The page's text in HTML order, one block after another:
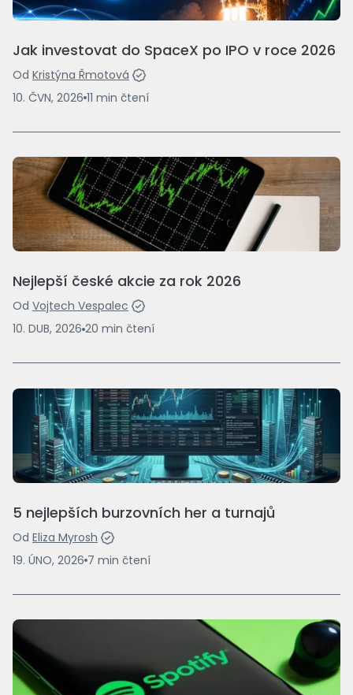
Jak investovat do SpaceX po IPO v roce 2026
Od Kristýna Řmotová
10. ČVN, 2026 11 min čtení
Nejlepší české akcie za rok 2026
Od Vojtech Vespalec
10. DUB, 2026 20 min čtení
5 nejlepších burzovních her a turnajů
Od Eliza Myrosh
19. ÚNO, 2026 7 min čtení